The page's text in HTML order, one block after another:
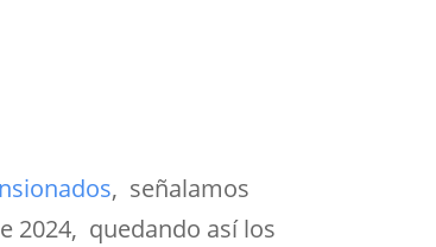
, señalamos
2024, quedando así los